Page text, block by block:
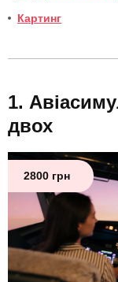
Картинг
двох
2800 грн